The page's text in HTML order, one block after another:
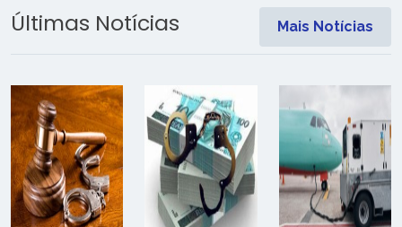
Últimas Notícias Mais Notícias